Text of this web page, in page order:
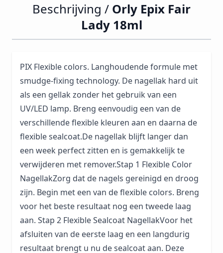
Beschrijving / Orly Epix Fair
Lady 18ml
PIX Flexible colors. Langhoudende formule met
smudge-fixing technology. De nagellak hard uit
als een gellak zonder het gebruik van een
UV/LED lamp. Breng eenvoudig een van de
verschillende flexible kleuren aan en daarna de
flexible sealcoat.De nagellak blijft langer dan
een week perfect zitten en is gemakkelijk te
verwijderen met remover.Stap 1 Flexible Color
NagellakZorg dat de nagels gereinigd en droog
zijn. Begin met een van de flexible colors. Breng
voor het beste resultaat nog een tweede laag
aan. Stap 2 Flexible Sealcoat NagellakVoor het
afsluiten van de eerste laag en een langdurig
resultaat brengt u nu de sealcoat aan. Deze